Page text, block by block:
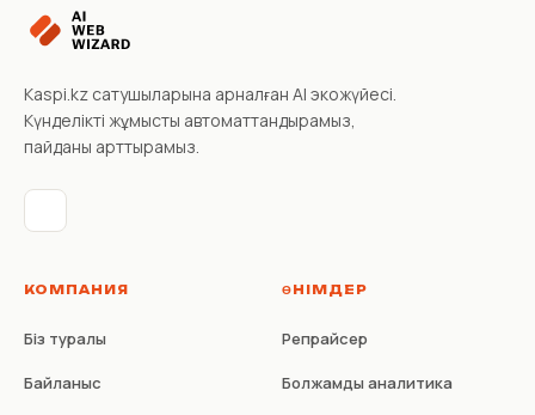
Kaspi.kz сатушыларына арналған AI экожүйесі.
Күнделікті жұмысты автоматтандырамыз,
пайданы арттырамыз.
КОМПАНИЯ
Біз туралы
Байланыс
ӨНІМДЕР
Репрайсер
Болжамды аналитика